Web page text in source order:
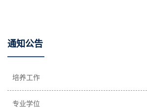
通知公告
培养工作
专业学位